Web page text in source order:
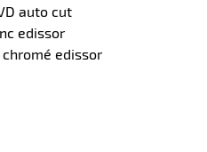
auto cut
edissor
edissor